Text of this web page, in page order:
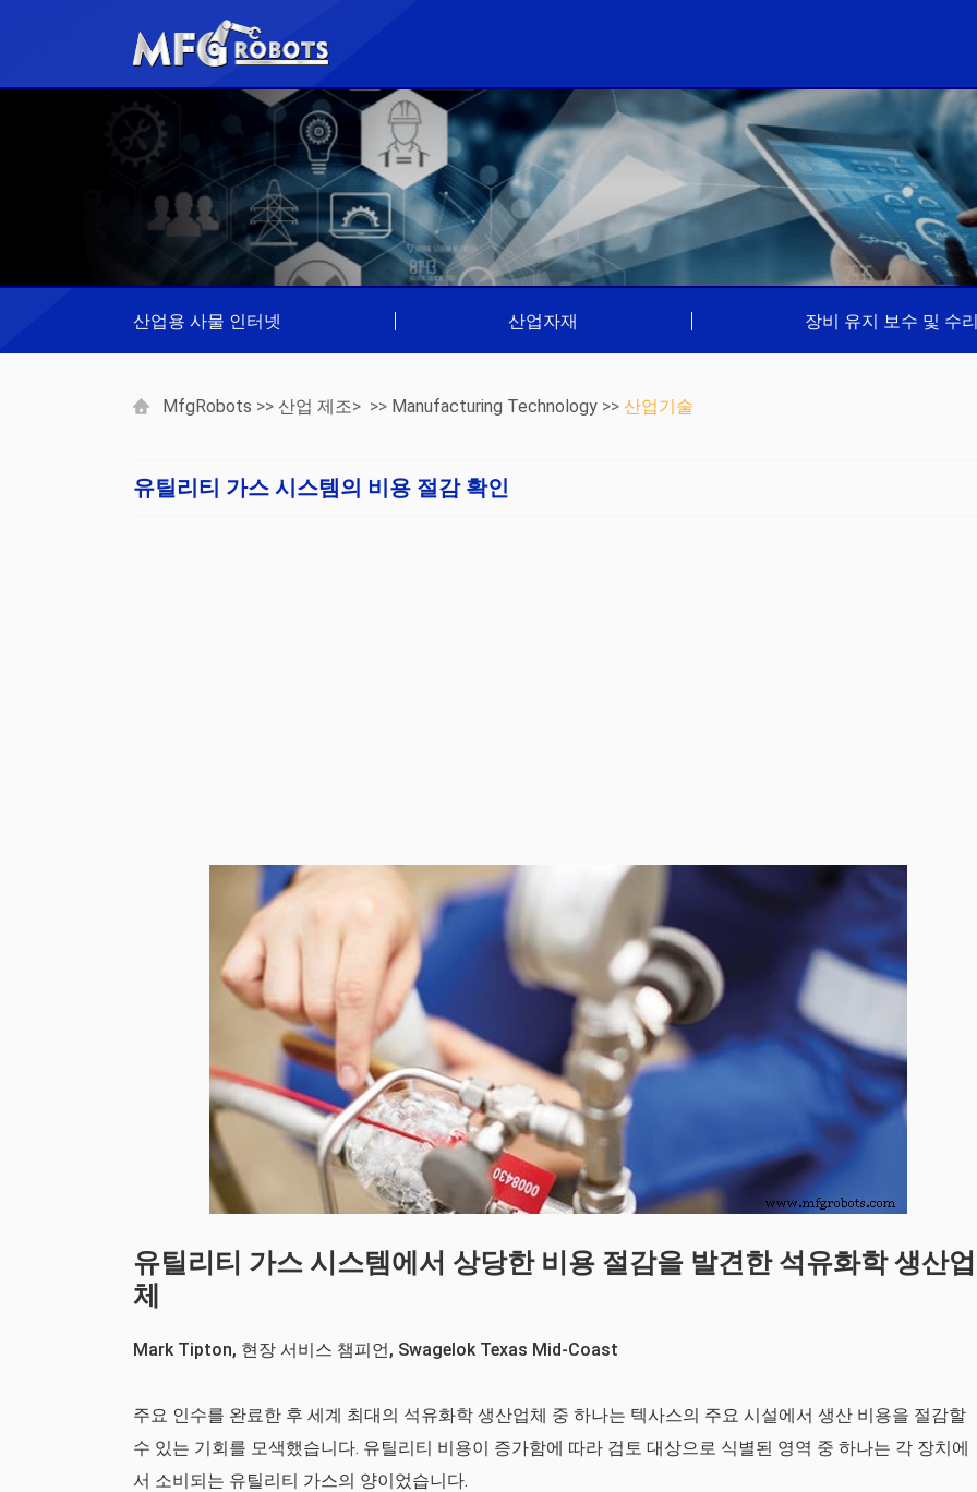
산업용 사물 인터넷 산업자재 장비 유지 보수 및 수
MfgRobots >> 산업 제조> >> Manufacturing Technology >> 산업기술
유틸리티 가스 시스템의 비용 절감 확인
유틸리티 가스 시스템에서 상당한 비용 절감을 발견한 석유화학 생산업
체
Mark Tipton, 현장 서비스 챔피언, Swagelok Texas Mid-Coast
주요 인수를 완료한 후 세계 최대의 석유화학 생산업체 중 하나는 텍사스의 주요 시설에서 생산 비용을 절감할
수 있는 기회를 모색했습니다. 유틸리티 비용이 증가함에 따라 검토 대상으로 식별된 영역 중 하나는 각 장치에
서 소비되는 유틸리티 가스의 양이었습니다.